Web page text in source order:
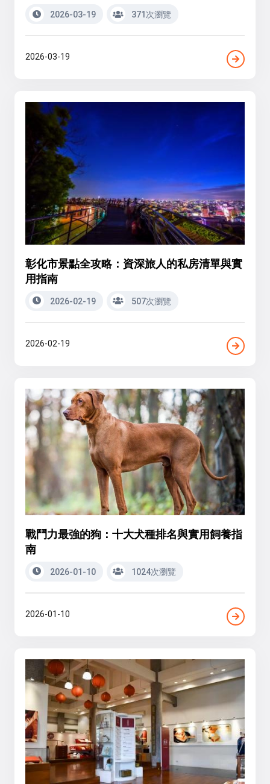
2026-03-19 371次瀏覽
2026-03-19
彰化市景點全攻略：資深旅人的私房清單與實
用指南
2026-02-19 507次瀏覽
2026-02-19
戰鬥力最強的狗：十大犬種排名與實用飼養指
南
2026-01-10 1024次瀏覽
2026-01-10